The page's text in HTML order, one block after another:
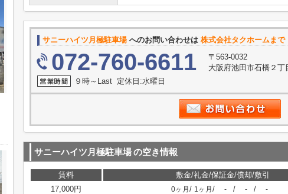
サニーハイツ月極駐車場へのお問い合わせは 株式会社タクホームまで
072-760-6611
〒563-0032
大阪府池田市石橋２
９時～Last 定休日:水曜日
サニーハイツ月極駐車場の空き情報
賃料
敷金/礼金/保証金/償却/敷引
17,000円
0ヶ月 / 1ヶ月 / - / - / -